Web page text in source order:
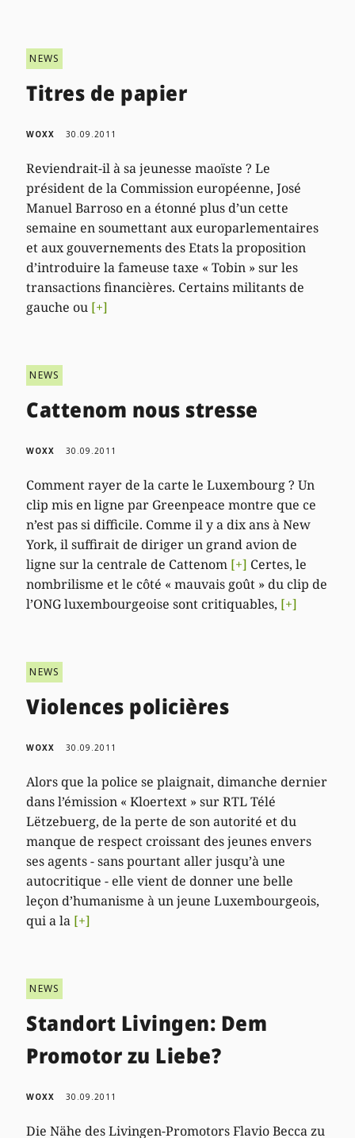
NEWS
Titres de papier
WOXX 30.09.2011
Reviendrait-il à sa jeunesse maoïste ? Le
président de la Commission européenne, José
Manuel Barroso en a étonné plus d’un cette
semaine en soumettant aux europarlementaires
et aux gouvernements des Etats la proposition
d’introduire la fameuse taxe « Tobin » sur les
transactions financières. Certains militants de
gauche ou [+]
NEWS
Cattenom nous stresse
WOXX 30.09.2011
Comment rayer de la carte le Luxembourg ? Un
clip mis en ligne par Greenpeace montre que ce
n’est pas si difficile. Comme il y a dix ans à New
York, il suffirait de diriger un grand avion de
ligne sur la centrale de Cattenom [+] Certes, le
nombrilisme et le côté « mauvais goût » du clip de
l’ONG luxembourgeoise sont critiquables, [+]
NEWS
Violences policières
WOXX 30.09.2011
Alors que la police se plaignait, dimanche dernier
dans l’émission « Kloertext » sur RTL Télé
Lëtzebuerg, de la perte de son autorité et du
manque de respect croissant des jeunes envers
ses agents - sans pourtant aller jusqu’à une
autocritique - elle vient de donner une belle
leçon d’humanisme à un jeune Luxembourgeois,
qui a la [+]
NEWS
Standort Livingen: Dem
Promotor zu Liebe?
WOXX 30.09.2011
Die Nähe des Livingen-Promotors Flavio Becca zu